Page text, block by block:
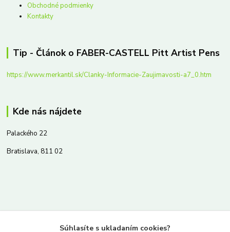
Obchodné podmienky
Kontakty
Tip - Článok o FABER-CASTELL Pitt Artist Pens
https://www.merkantil.sk/Clanky-Informacie-Zaujimavosti-a7_0.htm
Kde nás nájdete
Palackého 22
Bratislava, 811 02
Súhlasíte s ukladaním cookies?